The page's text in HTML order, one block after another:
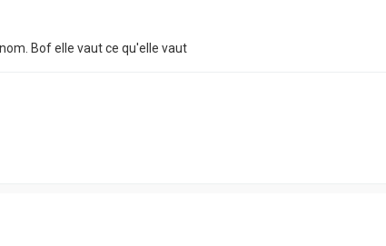
Bof elle vaut ce qu'elle vaut